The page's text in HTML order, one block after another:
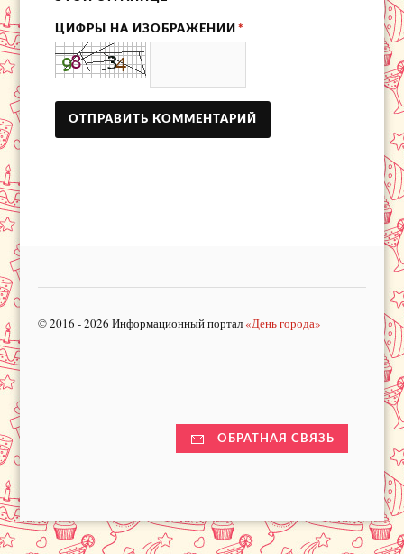
ЦИФРЫ НА ИЗОБРАЖЕНИИ *
© 2016 - 2026 Информационный портал «День города»
ОБРАТНАЯ СВЯЗЬ